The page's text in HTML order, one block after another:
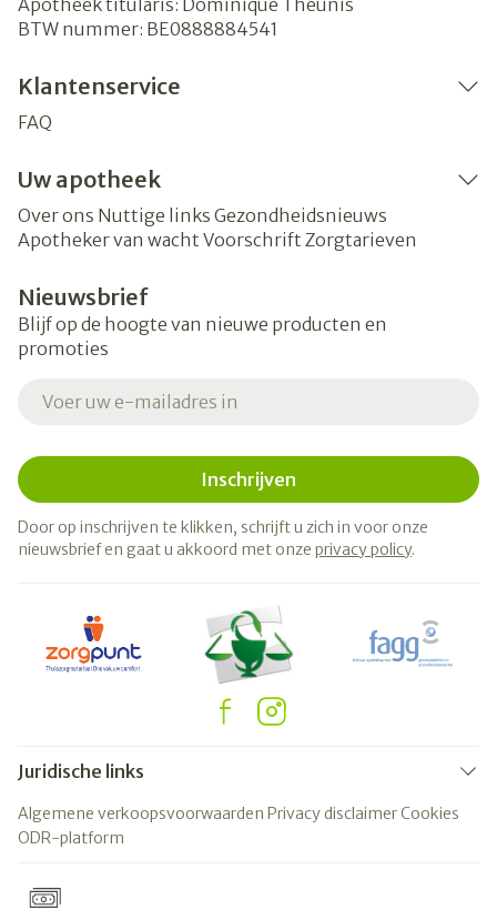
Apotheek titularis: Dominique Theunis
BTW nummer: BE0888884541
Klantenservice
FAQ
Uw apotheek
Over ons Nuttige links Gezondheidsnieuws
Apotheker van wacht Voorschrift Zorgtarieven
Nieuwsbrief
Blijf op de hoogte van nieuwe producten en
promoties
Inschrijven
Door op inschrijven te klikken, schrijft u zich in voor onze
nieuwsbrief en gaat u akkoord met onze privacy policy.
Juridische links
Algemene verkoopsvoorwaarden Privacy disclaimerCookies
ODR-platform